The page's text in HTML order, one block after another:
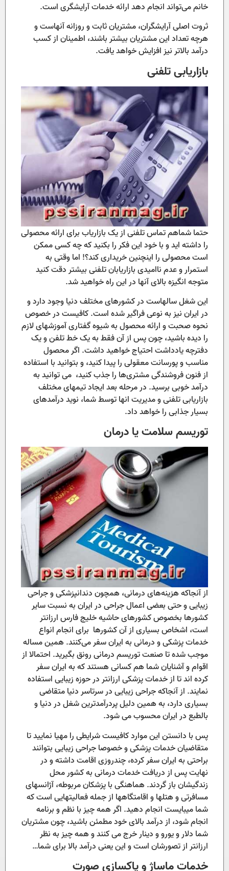
خانم می‌تواند انجام دهد ارائه خدمات آرایشگری است.
ثروت اصلی آرایشگران، مشتریان ثابت و روزانه آنهاست و
هرچه تعداد این مشتریان بیشتر باشند، اطمینان از کسب
درآمد بالاتر نیز افزایش خواهد یافت.
بازاریابی تلفنی
حتما شماهم تماس تلفنی از یک بازاریاب برای ارائه محصولی
را داشته اید و با خود این فکر را بکنید که چه کسی ممکن
است محصولی را اینچنین خریداری کند؟! اما وقتی به
استمرار و عدم ناامیدی بازاریابان تلفنی بیشتر دقت کنید
متوجه انگیزه بالای آنها در این راه خواهید شد.
این شغل سالهاست در کشورهای مختلف دنیا وجود دارد و
در ایران نیز به نوعی فراگیر شده است. کافیست در خصوص
نحوه صحبت و ارائه محصول به شیوه گفتاری آموزشهای لازم
را دیده باشید، چون پس از آن فقط به یک خط تلفن و یک
دفترچه یادداشت احتیاج خواهید داشت. اگر محصول
مناسب و پورسانت معقولی را پیدا کنید، و بتوانید با استفاده
از فنون فروشندگی مشتری‌ها را جذب کنید، می توانید به
درآمد خوبی برسید. در مرحله بعد ایجاد تیمهای مختلف
بازاریابی تلفنی و مدیریت انها توسط شما، نوید درآمدهای
بسیار جذابی را خواهد داد.
توریسم سلامت یا درمان
از آنجاکه هزینه‌های درمانی، همچون دندانپزشکی و جراحی
زیبایی و حتی بعضی اعمال جراحی در ایران به نسبت سایر
کشورها بخصوص کشورهای حاشیه خلیج فارس ارزانتر
است، اشخاص بسیاری از آن کشورها برای انجام انواع
خدمات پزشکی و درمانی به ایران سفر می‌کنند. همین مساله
موجب شده تا صنعت توریسم درمانی رونق بگیرید. احتمالا از
اقوام و آشنایان شما هم کسانی هستند که به ایران سفر
کرده اند تا از خدمات پزشکی ارزانتر در حوزه زیبایی استفاده
نمایند. از آنجاکه جراحی زیبایی در سرتاسر دنیا متقاضی
بسیاری دارد، به همین دلیل پردرآمدترین شغل در دنیا و
بالطبع در ایران محسوب می شود.
پس با دانستن این موارد کافیست شرایطی را مهیا نمایید تا
متقاضیان خدمات پزشکی و خصوصا جراحی زیبایی بتوانند
براحتی به ایران سفر کرده، چندروزی اقامت داشته و در
نهایت پس از دریافت خدمات درمانی به کشور محل
زندگیشان باز گردند. هماهنگی با پزشکان مربوطه، آژانسهای
مسافرتی و هتلها و اقامتگاهها از جمله فعالیتهایی است که
شما میبایست انجام دهید. اگر همه چیز با نظم و برنامه
انجام شود، از درآمد بالای خود مطمئن باشید، چون مشتریان
شما دلار و یورو و دینار خرج می کنند و همه چیز به نظر
ارزانتر از تصورشان است و این یعنی درآمد بالا برای شما…
خدمات ماساژ و پاکسازی صورت